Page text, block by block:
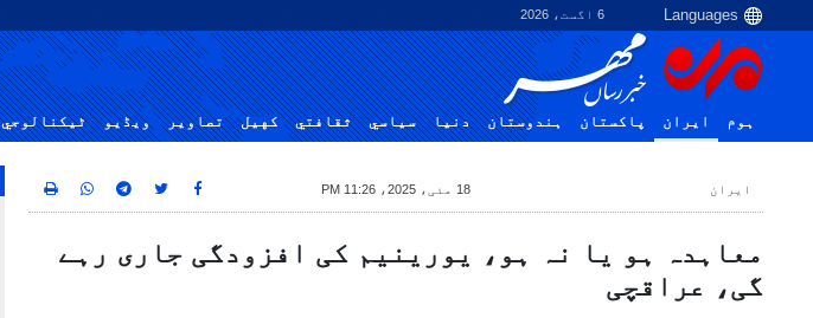
6 اگست، 2026
ہوم ایران پاکستان ہندوستان دنیا سياسي ثقافتي کهيل تصاوير ویڈیو ٹيكنالوجي
ایران 18 مئی، 2025، 11:26 PM
معاہدہ ہو یا نہ ہو، یورینیم کی افزودگی جاری رہے
گی، عراقچی